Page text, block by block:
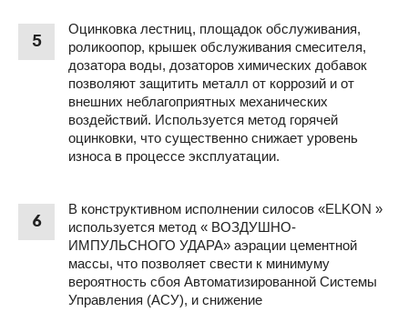
5
Оцинковка лестниц, площадок обслуживания,
роликоопор, крышек обслуживания смесителя,
дозатора воды, дозаторов химических добавок
позволяют защитить металл от коррозий и от
внешних неблагоприятных механических
воздействий. Используется метод горячей
оцинковки, что существенно снижает уровень
износа в процессе эксплуатации.
6
В конструктивном исполнении силосов «ELKON »
используется метод « ВОЗДУШНО-
ИМПУЛЬСНОГО УДАРА» аэрации цементной
массы, что позволяет свести к минимуму
вероятность сбоя Автоматизированной Системы
Управления (АСУ), и снижение